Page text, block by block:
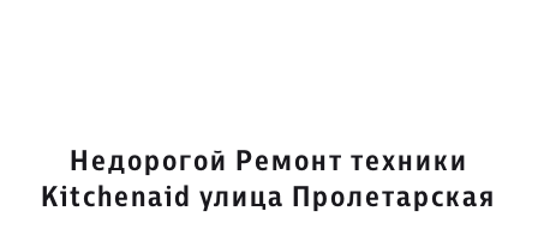
Недорогой Ремонт техники
Kitchenaid улица Пролетарская